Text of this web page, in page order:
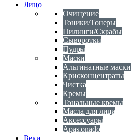
Лицо
Очищение
Тоники/Тонеры
Пилинги/Скрабы
Сыворотки
Пудры
Маски
Альгинатные маски
Криоконцентраты
Чистка
Кремы
Тональные кремы
Масла для лица
Аксессуары
Apasionado
Веки